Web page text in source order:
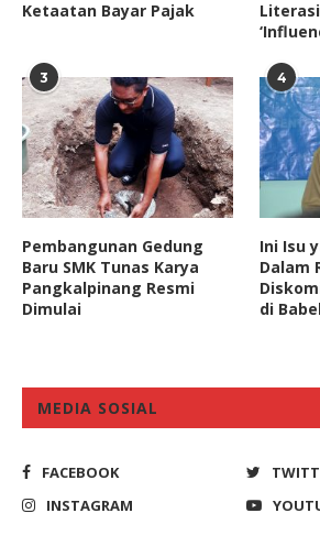
Ketaatan Bayar Pajak
3
Pembangunan Gedung
Baru SMK Tunas Karya
Pangkalpinang Resmi
Dimulai
4
Ini Isu
Dalam
di
MEDIA SOSIAL
FACEBOOK
INSTAGRAM